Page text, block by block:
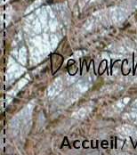
Accueil/